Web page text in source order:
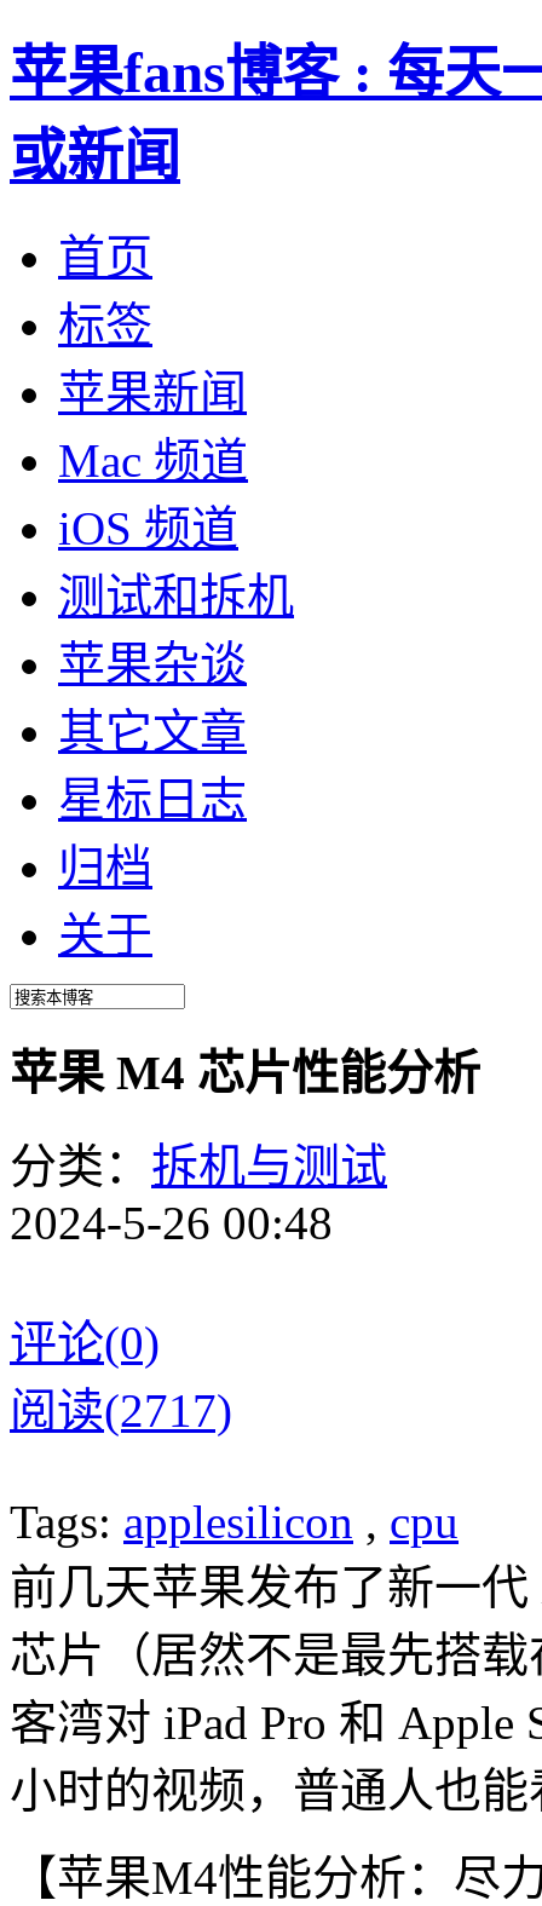
苹果fans博客 : 每天
或新闻
首页
标签
苹果新闻
Mac 频道
iOS 频道
测试和拆机
苹果杂谈
其它文章
星标日志
归档
关于
苹果 M4 芯片性能分析
分类： 拆机与测试
2024-5-26 00:48
评论(0)
阅读(2717)
Tags: applesilicon , cpu
前几天苹果发布了新一
芯片（居然不是最先搭
客湾对 iPad Pro 和
小时的视频，普通人也
【苹果M4性能分析：尽